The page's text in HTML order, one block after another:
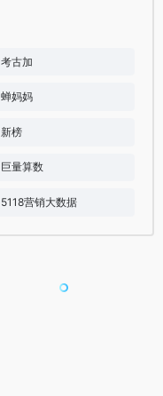
考古加
蝉妈妈
新榜
巨量算数
5118营销大数据